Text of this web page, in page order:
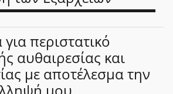
περιστατικό
αυθαιρεσίας και
με αποτέλεσμα την